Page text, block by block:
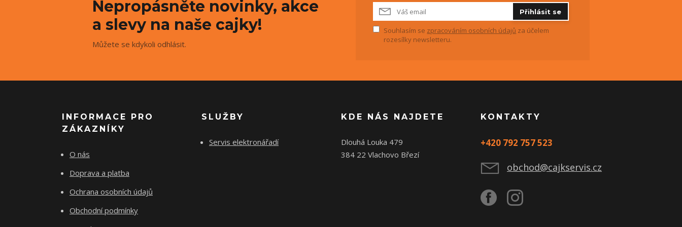
Nepropásněte novinky, akce
a slevy na naše cajky!
Můžete se kdykoli odhlásit.
Přihlásit se
Souhlasím se zpracováním osobních údajů za účelem
rozesílky newsletteru.
INFORMACE PRO
ZÁKAZNÍKY
O nás
Doprava a platba
Ochrana osobních údajů
Obchodní podmínky
SLUŽBY
Servis elektronářadí
KDE NÁS NAJDETE
Dlouhá Louka 479
384 22 Vlachovo Březí
KONTAKTY
+420 792 757 523
obchod@cajkservis.cz